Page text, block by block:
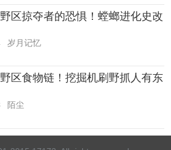
区掠夺者的恐惧！螳螂进化史改
岁月记忆
区食物链！挖掘机刷野抓人有东
陌尘